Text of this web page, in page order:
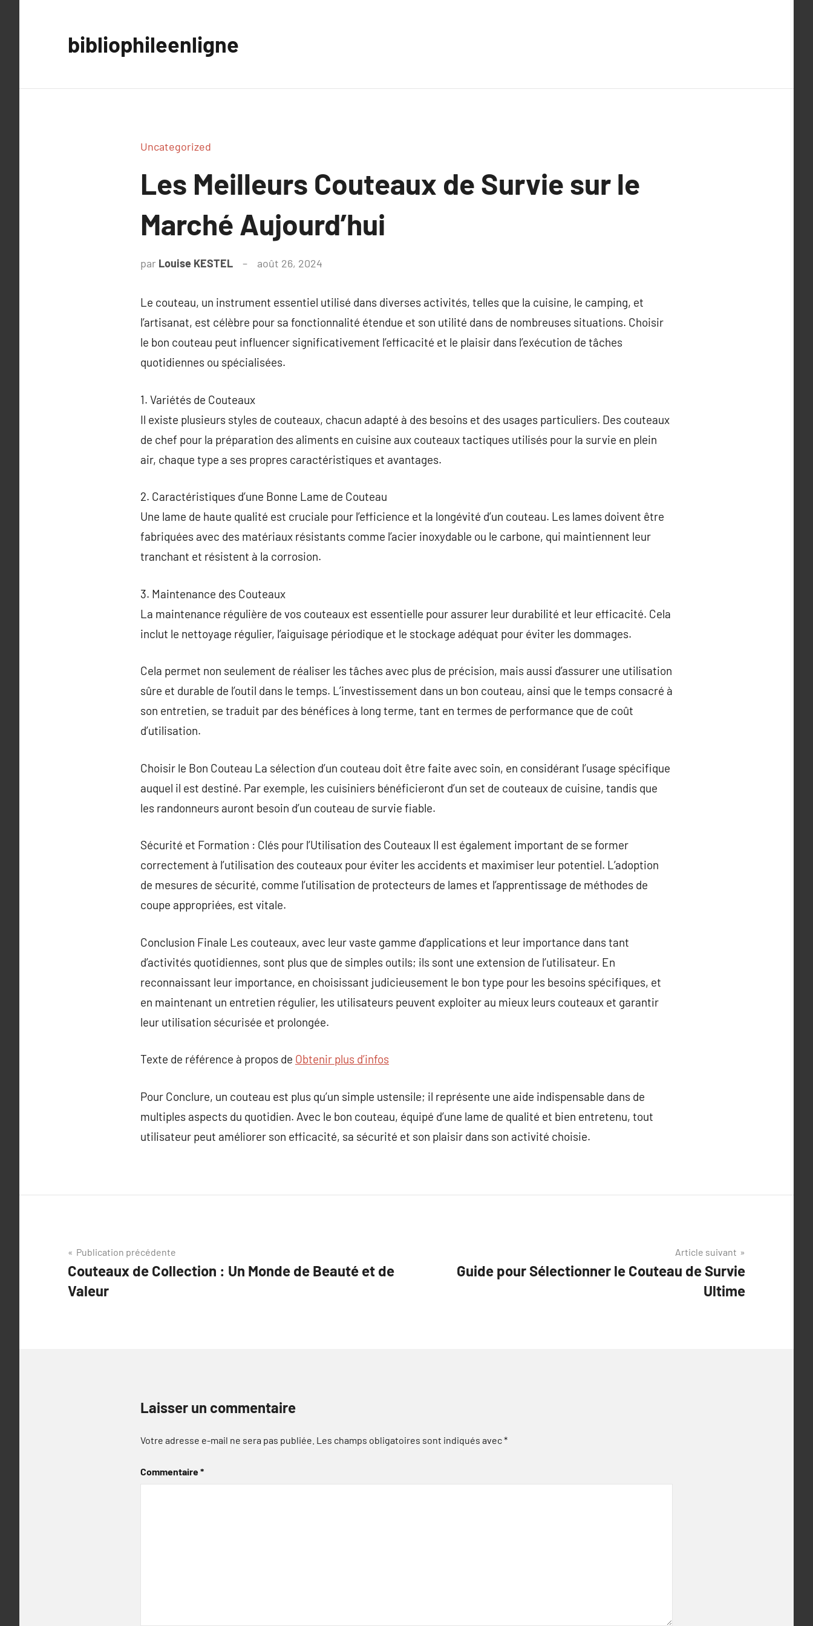
bibliophileenligne
Uncategorized
Les Meilleurs Couteaux de Survie sur le
Marché Aujourd’hui
par Louise KESTEL août 26, 2024
Le couteau, un instrument essentiel utilisé dans diverses activités, telles que la cuisine, le camping, et
l’artisanat, est célèbre pour sa fonctionnalité étendue et son utilité dans de nombreuses situations. Choisir
le bon couteau peut influencer significativement l’efficacité et le plaisir dans l’exécution de tâches
quotidiennes ou spécialisées.
1. Variétés de Couteaux
Il existe plusieurs styles de couteaux, chacun adapté à des besoins et des usages particuliers. Des couteaux
de chef pour la préparation des aliments en cuisine aux couteaux tactiques utilisés pour la survie en plein
air, chaque type a ses propres caractéristiques et avantages.
2. Caractéristiques d’une Bonne Lame de Couteau
Une lame de haute qualité est cruciale pour l’efficience et la longévité d’un couteau. Les lames doivent être
fabriquées avec des matériaux résistants comme l’acier inoxydable ou le carbone, qui maintiennent leur
tranchant et résistent à la corrosion.
3. Maintenance des Couteaux
La maintenance régulière de vos couteaux est essentielle pour assurer leur durabilité et leur efficacité. Cela
inclut le nettoyage régulier, l’aiguisage périodique et le stockage adéquat pour éviter les dommages.
Cela permet non seulement de réaliser les tâches avec plus de précision, mais aussi d’assurer une utilisation
sûre et durable de l’outil dans le temps. L’investissement dans un bon couteau, ainsi que le temps consacré à
son entretien, se traduit par des bénéfices à long terme, tant en termes de performance que de coût
d’utilisation.
Choisir le Bon Couteau La sélection d’un couteau doit être faite avec soin, en considérant l’usage spécifique
auquel il est destiné. Par exemple, les cuisiniers bénéficieront d’un set de couteaux de cuisine, tandis que
les randonneurs auront besoin d’un couteau de survie fiable.
Sécurité et Formation : Clés pour l’Utilisation des Couteaux Il est également important de se former
correctement à l’utilisation des couteaux pour éviter les accidents et maximiser leur potentiel. L’adoption
de mesures de sécurité, comme l’utilisation de protecteurs de lames et l’apprentissage de méthodes de
coupe appropriées, est vitale.
Conclusion Finale Les couteaux, avec leur vaste gamme d’applications et leur importance dans tant
d’activités quotidiennes, sont plus que de simples outils; ils sont une extension de l’utilisateur. En
reconnaissant leur importance, en choisissant judicieusement le bon type pour les besoins spécifiques, et
en maintenant un entretien régulier, les utilisateurs peuvent exploiter au mieux leurs couteaux et garantir
leur utilisation sécurisée et prolongée.
Texte de référence à propos de Obtenir plus d’infos
Pour Conclure, un couteau est plus qu’un simple ustensile; il représente une aide indispensable dans de
multiples aspects du quotidien. Avec le bon couteau, équipé d’une lame de qualité et bien entretenu, tout
utilisateur peut améliorer son efficacité, sa sécurité et son plaisir dans son activité choisie.
Navigation
de
l’article
Publication précédente
Couteaux de Collection : Un Monde de Beauté et de
Valeur
Article suivant
Guide pour Sélectionner le Couteau de Survie
Ultime
Laisser un commentaire
Votre adresse e-mail ne sera pas publiée. Les champs obligatoires sont indiqués avec*
Commentaire*